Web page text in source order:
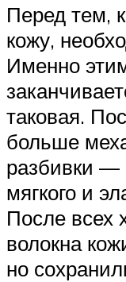
Перед тем,
кожу,
Именно
таковая.
больше
разбивки —
мягкого и
После всех
волокна
но